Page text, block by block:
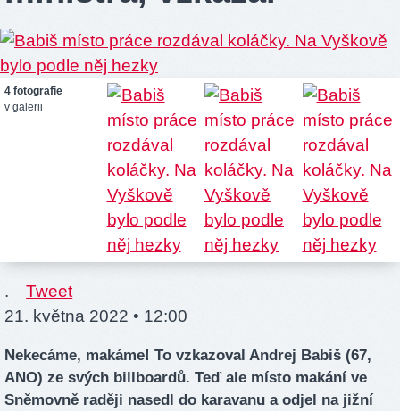
4 fotografie
v galerii
.
Tweet
21. května 2022 • 12:00
Nekecáme, makáme! To vzkazoval Andrej Babiš (67,
ANO) ze svých billboardů. Teď ale místo makání ve
Sněmovně raději nasedl do karavanu a odjel na jižní